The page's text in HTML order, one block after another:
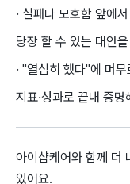
· 실패나 모호함 앞에
당장 할 수 있는 대안
· "열심히 했다"에 머
지표·성과로 끝내 증명
아이샵케어와 함께 더
있어요.